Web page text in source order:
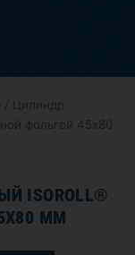
/ Цилиндр
фольгой 45х80
ISOROLL®
ММ